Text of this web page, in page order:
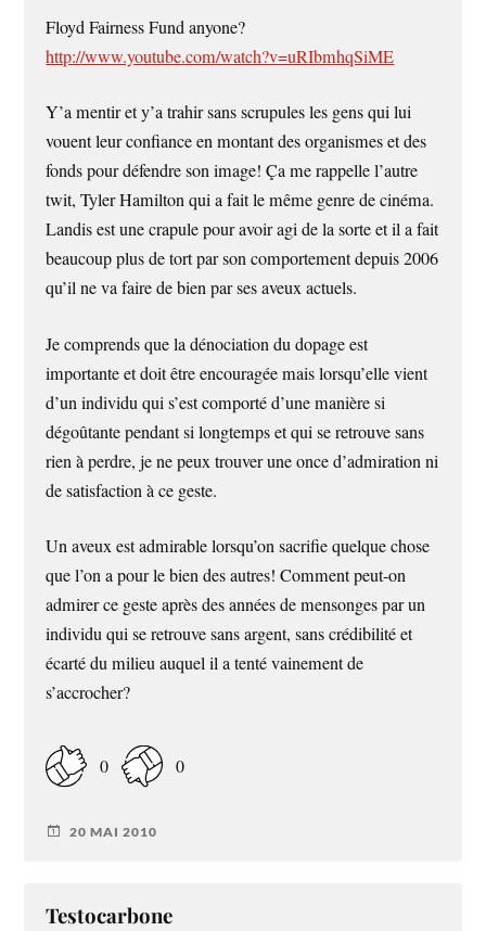
Floyd Fairness Fund anyone?
http://www.youtube.com/watch?v=uRIbmhqSiME
Y’a mentir et y’a trahir sans scrupules les gens qui lui
vouent leur confiance en montant des organismes et des
fonds pour défendre son image! Ça me rappelle l’autre
twit, Tyler Hamilton qui a fait le même genre de cinéma.
Landis est une crapule pour avoir agi de la sorte et il a fait
beaucoup plus de tort par son comportement depuis 2006
qu’il ne va faire de bien par ses aveux actuels.
Je comprends que la dénociation du dopage est
importante et doit être encouragée mais lorsqu’elle vient
d’un individu qui s’est comporté d’une manière si
dégoûtante pendant si longtemps et qui se retrouve sans
rien à perdre, je ne peux trouver une once d’admiration ni
de satisfaction à ce geste.
Un aveux est admirable lorsqu’on sacrifie quelque chose
que l’on a pour le bien des autres! Comment peut-on
admirer ce geste après des années de mensonges par un
individu qui se retrouve sans argent, sans crédibilité et
écarté du milieu auquel il a tenté vainement de
s’accrocher?
0 0
20 MAI 2010
Testocarbone